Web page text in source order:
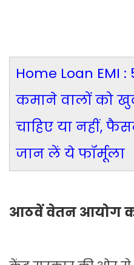
Home Loan EMI
कमाने वालों को
चाहिए या नहीं,
जान लें ये फॉर्मूला
आठवें वेतन आयोग